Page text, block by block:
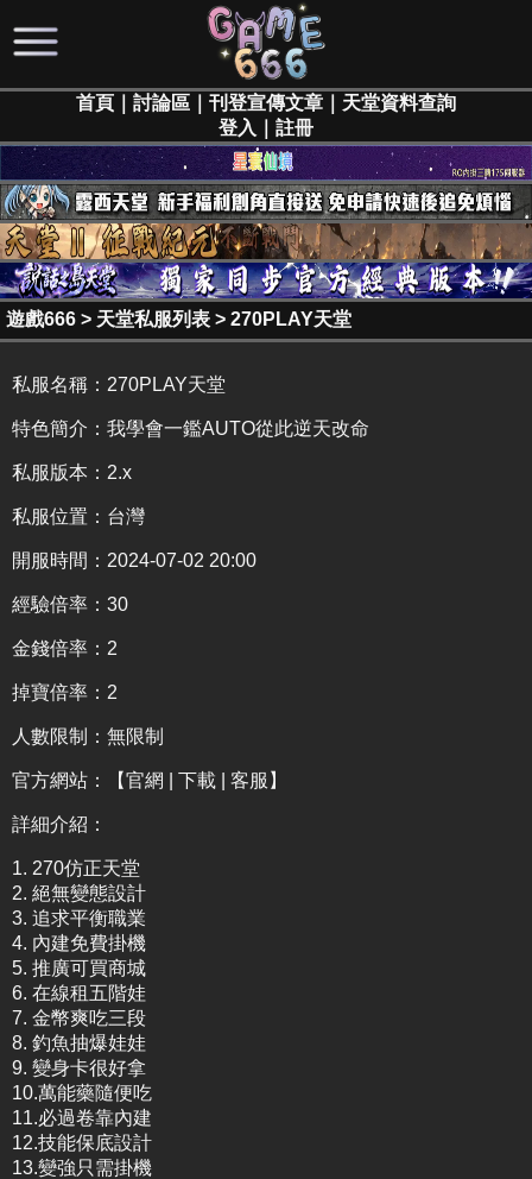
首頁 討論區 刊登宣傳文章
天堂資料查詢
登入
註冊
遊戲666 > 天堂私服列表 > 270PLAY天堂
私服名稱： 270PLAY天堂
特色簡介： 我學會一鑑AUTO從此逆天改命
私服版本：2.x
私服位置：台灣
開服時間：2024-07-02 20:00
經驗倍率：30
金錢倍率：2
掉寶倍率：2
人數限制：無限制
官方網站： 【官網 | 下載 | 客服】
詳細介紹 ：
1. 270仿正天堂
2. 絕無變態設計
3. 追求平衡職業
4. 內建免費掛機
5. 推廣可買商城
6. 在線租五階娃
7. 金幣爽吃三段
8. 釣魚抽爆娃娃
9. 變身卡很好拿
10.萬能藥隨便吃
11.必過卷靠內建
12.技能保底設計
13.變強只需掛機